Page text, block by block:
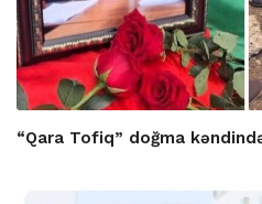
“Qara Tofiq” doğma